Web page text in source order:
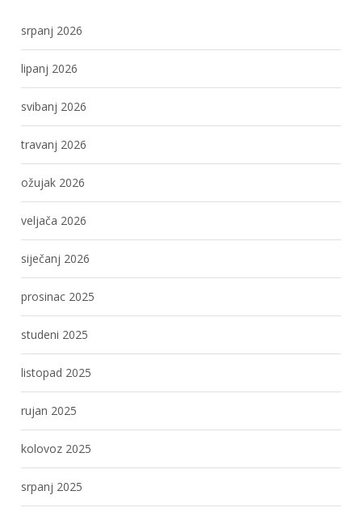
srpanj 2026
lipanj 2026
svibanj 2026
travanj 2026
ožujak 2026
veljača 2026
siječanj 2026
prosinac 2025
studeni 2025
listopad 2025
rujan 2025
kolovoz 2025
srpanj 2025